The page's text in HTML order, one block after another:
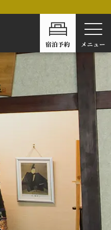
宿泊予約 メニュー